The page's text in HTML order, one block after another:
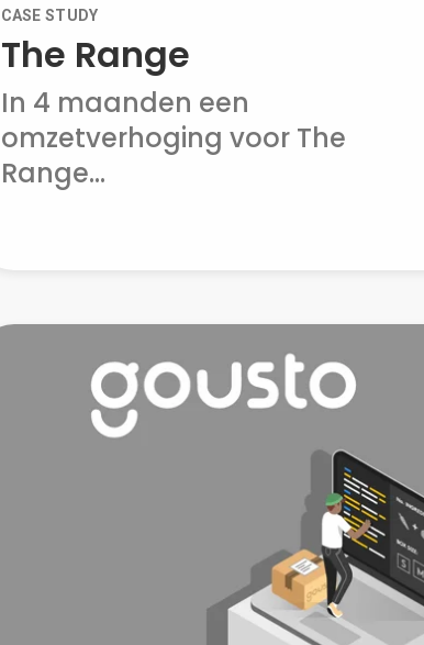
The Range
CASE STUDY
In 4 maanden een
omzetverhoging voor The
Range...